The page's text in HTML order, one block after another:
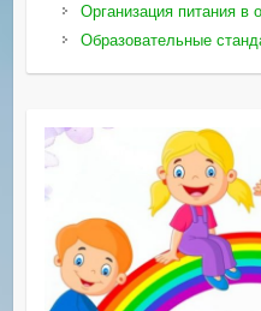
Организация питания в
Образовательные